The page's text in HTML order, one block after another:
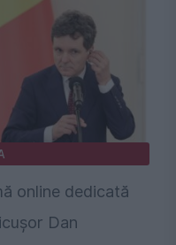
online dedicată
Dan